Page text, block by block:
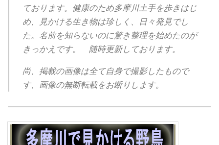
ております。健康のため多摩川土手を歩きはじ
め、見かける生き物は珍しく、日々発見でし
た。名前を知らないのに驚き整理を始めたのが
きっかえです。 随時更新しております。
尚、掲載の画像は全て自身で撮影したもので
す、画像の無断転載をお断りします。